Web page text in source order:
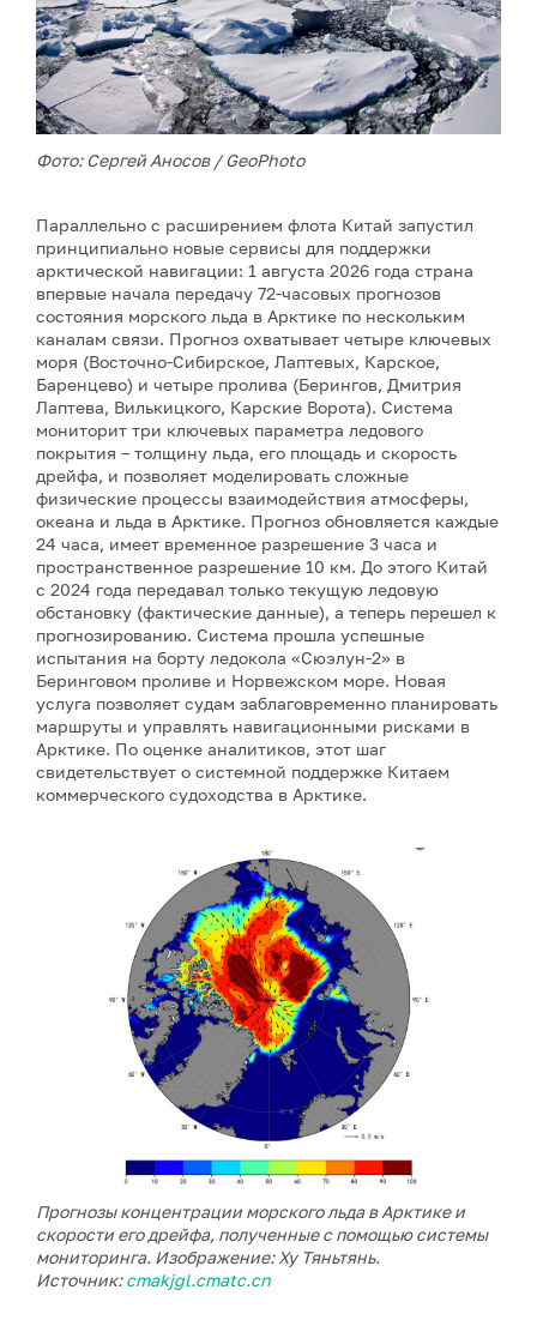
Фото: Сергей Аносов / GeoPhoto
Параллельно с расширением флота Китай запустил
принципиально новые сервисы для поддержки
арктической навигации: 1 августа 2026 года страна
впервые начала передачу 72-часовых прогнозов
состояния морского льда в Арктике по нескольким
каналам связи. Прогноз охватывает четыре ключевых
моря (Восточно-Сибирское, Лаптевых, Карское,
Баренцево) и четыре пролива (Берингов, Дмитрия
Лаптева, Вилькицкого, Карские Ворота). Система
мониторит три ключевых параметра ледового
покрытия – толщину льда, его площадь и скорость
дрейфа, и позволяет моделировать сложные
физические процессы взаимодействия атмосферы,
океана и льда в Арктике. Прогноз обновляется каждые
24 часа, имеет временное разрешение 3 часа и
пространственное разрешение 10 км. До этого Китай
с 2024 года передавал только текущую ледовую
обстановку (фактические данные), а теперь перешел к
прогнозированию. Система прошла успешные
испытания на борту ледокола «Сюэлун-2» в
Беринговом проливе и Норвежском море. Новая
услуга позволяет судам заблаговременно планировать
маршруты и управлять навигационными рисками в
Арктике. По оценке аналитиков, этот шаг
свидетельствует о системной поддержке Китаем
коммерческого судоходства в Арктике.
Прогнозы концентрации морского льда в Арктике и
скорости его дрейфа, полученные с помощью системы
мониторинга. Изображение: Ху Тяньтянь.
Источник:cmakjgl.cmatc.cn